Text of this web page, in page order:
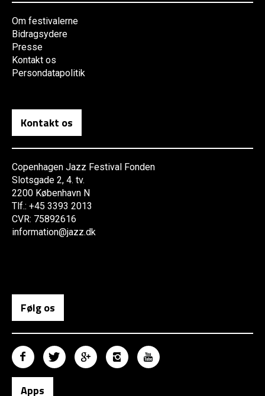
Om festivalerne
Bidragsydere
Presse
Kontakt os
Persondatapolitik
Kontakt os
Copenhagen Jazz Festival Fonden
Slotsgade 2, 4. tv.
2200 København N
Tlf.: +45 3393 2013
CVR: 75892616
information@jazz.dk
Følg os
Apps